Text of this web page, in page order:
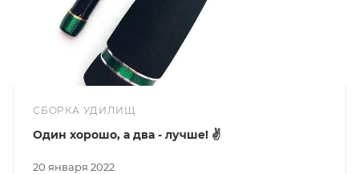
СБОРКА УДИЛИЩ
20 января 2022
Один хорошо, а два - лучше! ✌